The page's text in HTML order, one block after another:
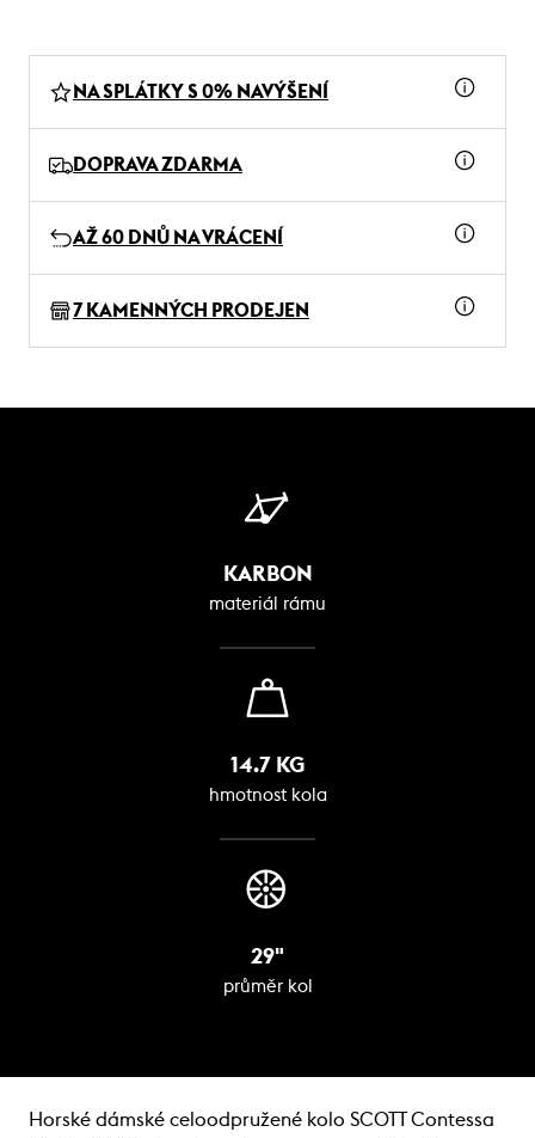
NA SPLÁTKY S 0% NAVÝŠENÍ
DOPRAVA ZDARMA
AŽ 60 DNŮ NA VRÁCENÍ
7 KAMENNÝCH PRODEJEN
KARBON
materiál rámu
14.7 KG
hmotnost kola
29"
průměr kol
Horské dámské celoodpružené kolo SCOTT Contessa